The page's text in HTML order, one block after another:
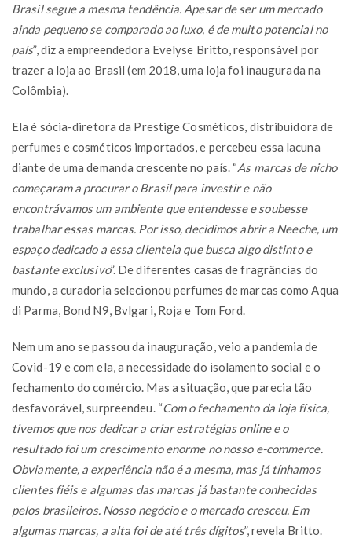
Brasil segue a mesma tendência. Apesar de ser um mercado
ainda pequeno se comparado ao luxo, é de muito potencial no
país”, diz a empreendedora Evelyse Britto, responsável por
trazer a loja ao Brasil (em 2018, uma loja foi inaugurada na
Colômbia).
Ela é sócia-diretora da Prestige Cosméticos, distribuidora de
perfumes e cosméticos importados, e percebeu essa lacuna
diante de uma demanda crescente no país. “As marcas de nicho
começaram a procurar o Brasil para investir e não
encontrávamos um ambiente que entendesse e soubesse
trabalhar essas marcas. Por isso, decidimos abrir a Neeche, um
espaço dedicado a essa clientela que busca algo distinto e
bastante exclusivo”. De diferentes casas de fragrâncias do
mundo, a curadoria selecionou perfumes de marcas como Aqua
di Parma, Bond N9, Bvlgari, Roja e Tom Ford.
Nem um ano se passou da inauguração, veio a pandemia de
Covid-19 e com ela, a necessidade do isolamento social e o
fechamento do comércio. Mas a situação, que parecia tão
desfavorável, surpreendeu. “Com o fechamento da loja física,
tivemos que nos dedicar a criar estratégias online e o
resultado foi um crescimento enorme no nosso e-commerce.
Obviamente, a experiência não é a mesma, mas já tínhamos
clientes fiéis e algumas das marcas já bastante conhecidas
pelos brasileiros. Nosso negócio e o mercado cresceu. Em
algumas marcas, a alta foi de até três dígitos”, revela Britto.